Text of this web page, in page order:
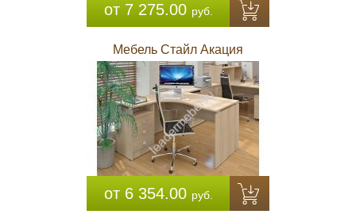
от 7 275.00 руб.
Мебель Стайл Акация
от 6 354.00 руб.